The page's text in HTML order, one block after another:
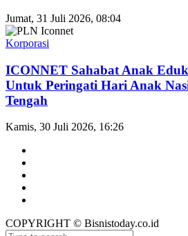
Jumat, 31 Juli 2026, 08:04
Korporasi
ICONNET Sahabat Anak
Untuk Peringati Hari Anak
Tengah
Kamis, 30 Juli 2026, 16:26
COPYRIGHT © Bisnistoday.co.id